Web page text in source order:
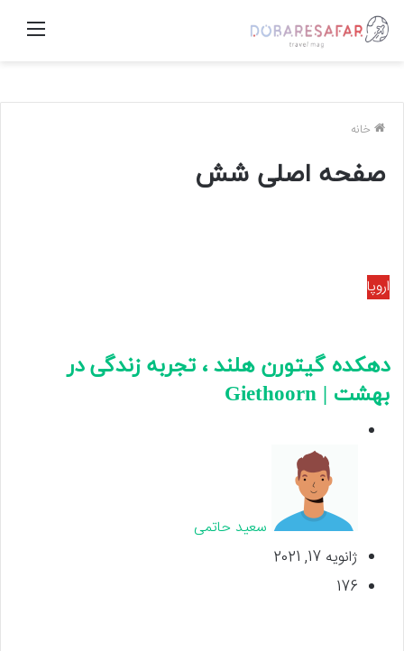
منو
خانه
صفحه اصلی شش
اروپا
دهکده گیتورن هلند ، تجربه زندگی در
بهشت | Giethoorn
سعید حاتمی
ژانویه 17, 2021
176